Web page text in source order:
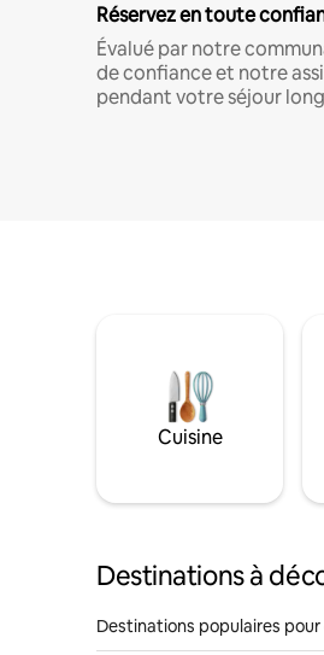
Réservez en toute
Évalué par notre
de confiance et notre
pendant votre séjour
Cuisine
Destinations à
Destinations populaires